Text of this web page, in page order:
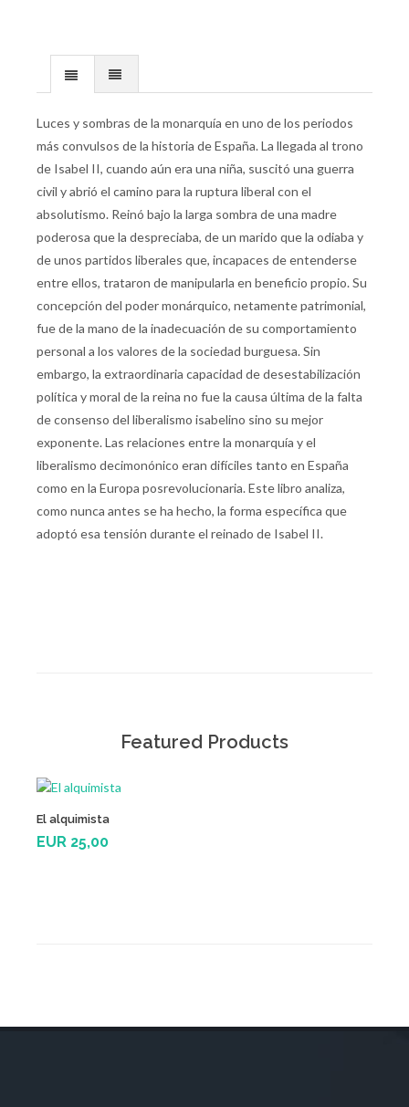
Luces y sombras de la monarquía en uno de los periodos
más convulsos de la historia de España. La llegada al trono
de Isabel II, cuando aún era una niña, suscitó una guerra
civil y abrió el camino para la ruptura liberal con el
absolutismo. Reinó bajo la larga sombra de una madre
poderosa que la despreciaba, de un marido que la odiaba y
de unos partidos liberales que, incapaces de entenderse
entre ellos, trataron de manipularla en beneficio propio. Su
concepción del poder monárquico, netamente patrimonial,
fue de la mano de la inadecuación de su comportamiento
personal a los valores de la sociedad burguesa. Sin
embargo, la extraordinaria capacidad de desestabilización
política y moral de la reina no fue la causa última de la falta
de consenso del liberalismo isabelino sino su mejor
exponente. Las relaciones entre la monarquía y el
liberalismo decimonónico eran difíciles tanto en España
como en la Europa posrevolucionaria. Este libro analiza,
como nunca antes se ha hecho, la forma específica que
adoptó esa tensión durante el reinado de Isabel II.
Featured Products